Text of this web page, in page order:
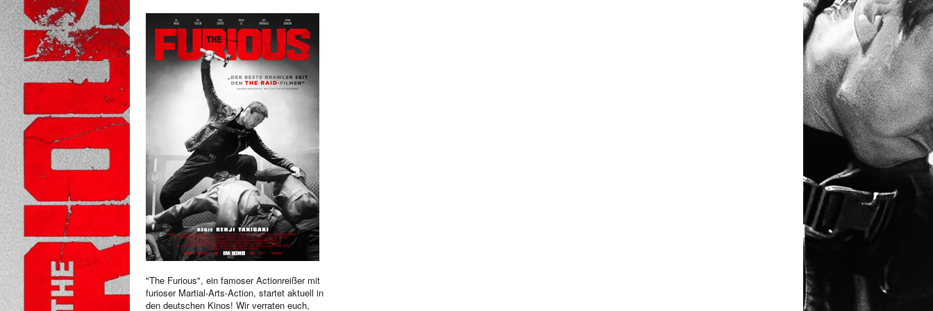
"The Furious", ein famoser Actionreißer mit
furioser Martial-Arts-Action, startet aktuell in
den deutschen Kinos! Wir verraten euch,